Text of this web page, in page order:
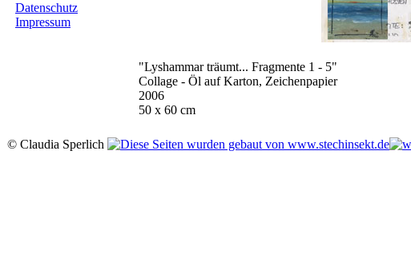
Datenschutz
Impressum
"Lyshammar träumt... Fragmente 1 - 5"
Collage - Öl auf Karton, Zeichenpapier
2006
50 x 60 cm
© Claudia Sperlich